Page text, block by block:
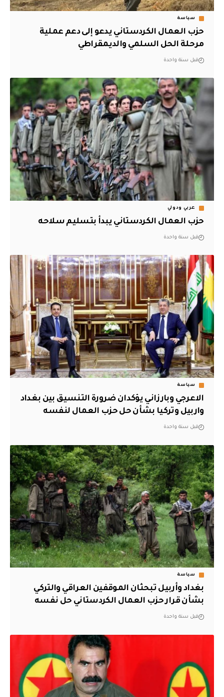
سياسة
حزب العمال الكردستاني يدعو إلى دعم عملية
مرحلة الحل السلمي والديمقراطي
قبل سنة واحدة
عربي ودولي
حزب العمال الكردستاني يبدأ بتسليم سلاحه
قبل سنة واحدة
سياسة
الاعرجي وبارزاني يؤكدان ضرورة التنسيق بين بغداد
واربيل وتركيا بشأن حل حزب العمال لنفسه
قبل سنة واحدة
سياسة
بغداد وأربيل تبحثان الموقفين العراقي والتركي
بشأن قرار حزب العمال الكردستاني حل نفسه
قبل سنة واحدة